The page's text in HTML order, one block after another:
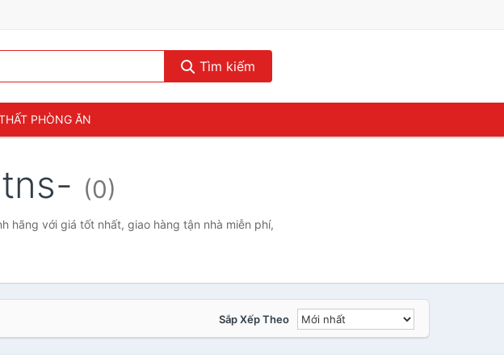
Tìm kiếm
PHÒNG ĂN
(0)
hãng với giá tốt nhất, giao hàng tận nhà miễn phí,
Sắp Xếp Theo